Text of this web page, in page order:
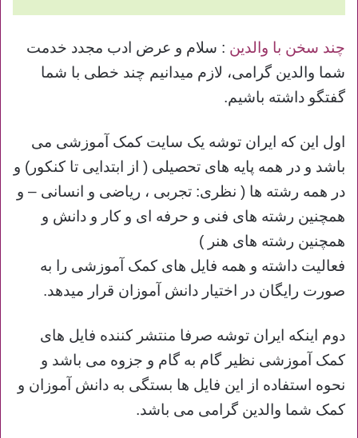
چند سخن با والدین : سلام و عرض ادب مجدد خدمت
شما والدین گرامی، لازم میدانیم چند خطی با شما
گفتگو داشته باشیم.
اول این که ایران توشه یک سایت کمک آموزشی می
باشد و در همه پایه های تحصیلی ( از ابتدایی تا کنکور) و
در همه رشته ها ( نظری: تجربی ، ریاضی و انسانی – و
همچنین رشته های فنی و حرفه ای و کار و دانش و
همچنین رشته های هنر )
فعالیت داشته و همه فایل های کمک آموزشی را به
صورت رایگان در اختیار دانش آموزان قرار میدهد.
دوم اینکه ایران توشه صرفا منتشر کننده فایل های
کمک آموزشی نظیر گام به گام و جزوه می باشد و
نحوه استفاده از این فایل ها بستگی به دانش آموزان و
کمک شما والدین گرامی می باشد.